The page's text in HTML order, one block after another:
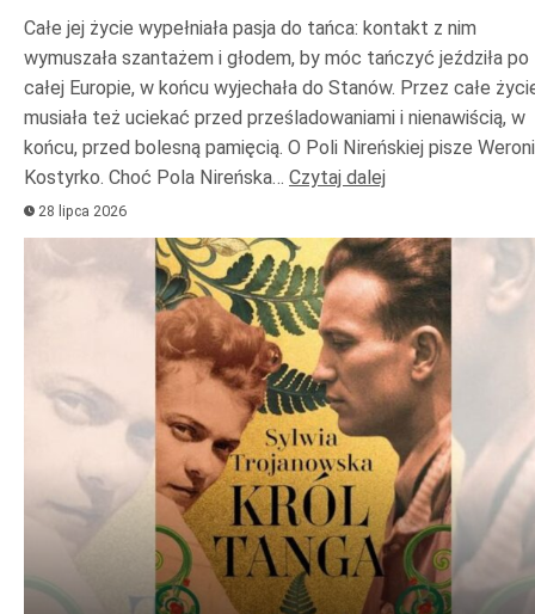
Całe jej życie wypełniała pasja do tańca: kontakt z nim
wymuszała szantażem i głodem, by móc tańczyć jeździła po
całej Europie, w końcu wyjechała do Stanów. Przez całe
musiała też uciekać przed prześladowaniami i nienawiścią, w
końcu, przed bolesną pamięcią. O Poli Nireńskiej pisze
Kostyrko. Choć Pola Nireńska… Czytaj dalej
28 lipca 2026
plików